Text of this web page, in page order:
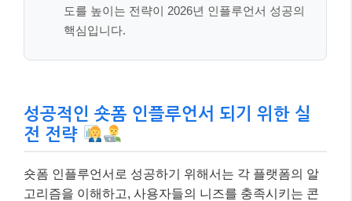
도를 높이는 전략이 2026년 인플루언서 성공의
핵심입니다.
성공적인 숏폼 인플루언서 되기 위한 실
전 전략
숏폼 인플루언서로 성공하기 위해서는 각 플랫폼의 알
고리즘을 이해하고, 사용자들의 니즈를 충족시키는 콘